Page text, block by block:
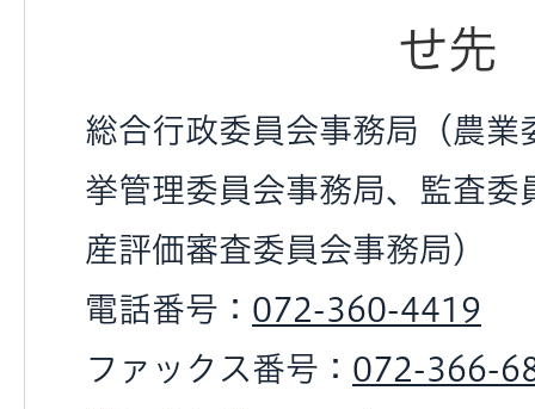
せ先
総合行政委員会事務局（農業
挙管理委員会事務局、監査委
産評価審査委員会事務局）
電話番号： 072-360-4419
ファックス番号： 072-366-